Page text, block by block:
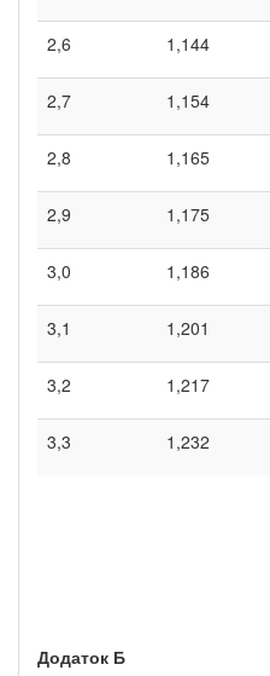
2,6 1,144
2,7 1,154
2,8 1,165
2,9 1,175
3,0 1,186
3,1 1,201
3,2 1,217
3,3 1,232
Додаток Б